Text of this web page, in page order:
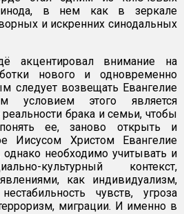
в нем как в зеркале
и искренних синодальных
акцентировал внимание на
нового и одновременно
следует возвещать Евангелие
условием этого является
брака и семьи, чтобы
ее, заново открыть и
Иисусом Христом Евангелие
необходимо учитывать и
культурный контекст,
как индивидуализм,
чувств, угроза
миграции. И именно в